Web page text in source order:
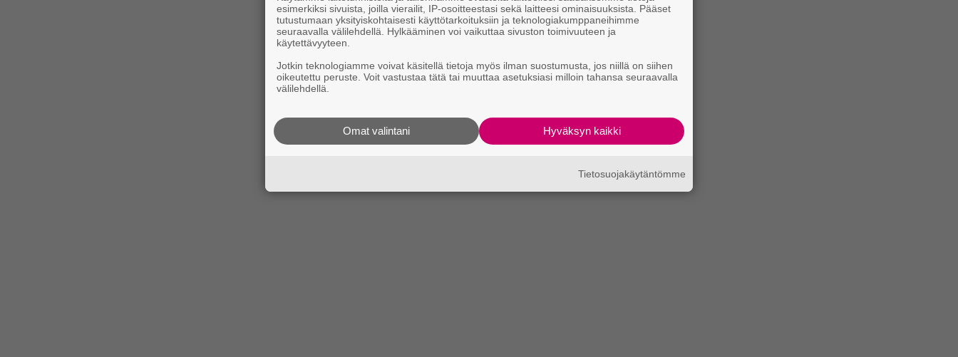
esimerkiksi sivuista, joilla vierailit, IP-osoitteestasi sekä laitteesi ominaisuuksista. Pääset
tutustumaan yksityiskohtaisesti käyttötarkoituksiin ja teknologiakumppaneihimme
seuraavalla välilehdellä. Hylkääminen voi vaikuttaa sivuston toimivuuteen ja
käytettävyyteen.
Jotkin teknologiamme voivat käsitellä tietoja myös ilman suostumusta, jos niillä on siihen
oikeutettu peruste. Voit vastustaa tätä tai muuttaa asetuksiasi milloin tahansa seuraavalla
välilehdellä.
Hyväksyn kaikki
Omat valintani
Tietosuojakäytäntömme